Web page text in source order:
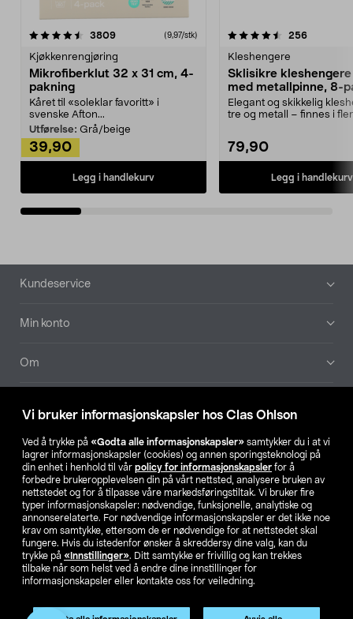
Vi bruker informasjonskapsler hos Clas Ohlson
Ved å trykke på «Godta alle informasjonskapsler» samtykker du i at vi
lagrer informasjonskapsler (cookies) og annen sporingsteknologi på
din enhet i henhold til vår policy for informasjonskapsler for å
forbedre brukeropplevelsen din på vårt nettsted, analysere bruken av
nettstedet og for å tilpasse våre markedsføringstiltak. Vi bruker fire
typer informasjonskapsler: nødvendige, funksjonelle, analytiske og
annonserelaterte. For nødvendige informasjonskapsler er det ikke noe
krav om samtykke, ettersom de er nødvendige for at nettstedet skal
fungere. Hvis du istedenfor ønsker å skreddersy dine valg, kan du
trykke på «Innstillinger». Ditt samtykke er frivillig og kan trekkes
tilbake når som helst ved å endre dine innstillinger for
informasjonskapsler eller kontakte oss for veiledning.
3809anmeldelser(9,97/stk)
Kjøkkenrengjøring
Mikrofiberklut 32 x 31 cm, 4-
pakning
Kåret til «soleklar favoritt» i
svenske Afton...
Utførelse: Grå/beige
39,90
Legg i handlekurv
4.5av 5 stjerner 256
Kleshengere
Sklisikre
med metallpinne, 8-
Elegant og skikkelig
tre og metall – finnes i
79,90
Legg i handlekurv
4.5av 5 stjerner
Bunntekst
Kundeservice
Min konto
Om
Våre selskaper
Finn din butikk
SE NO FI